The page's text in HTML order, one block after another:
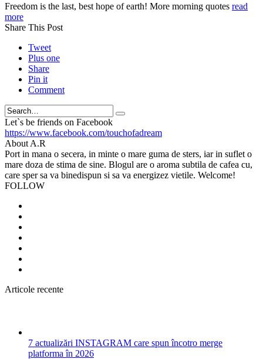
Freedom is the last, best hope of earth! More morning quotes read
more
Share This Post
Tweet
Plus one
Share
Pin it
Comment
Search
Let`s be friends on Facebook
https://www.facebook.com/touchofadream
About A.R
Port in mana o secera, in minte o mare guma de sters, iar in suflet o
mare doza de stima de sine. Blogul are o aroma subtila de cafea cu,
care sper sa va binedispun si sa va energizez vietile. Welcome!
FOLLOW
Articole recente
7 actualizări INSTAGRAM care spun încotro merge
platforma în 2026